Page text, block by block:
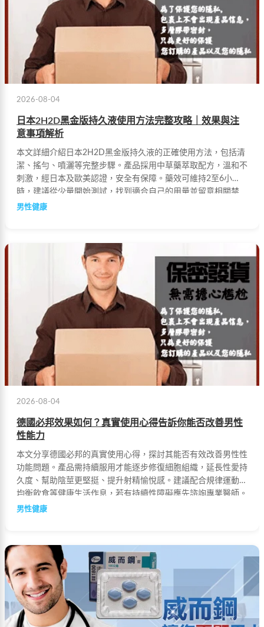
2026-08-04
日本2H2D黑金版持久液使用方法完整攻略｜效果與注
意事項解析
本文詳細介紹日本2H2D黑金版持久液的正確使用方法，包括清
潔、搖勻、噴灑等完整步驟。產品採用中草藥萃取配方，溫和不
刺激，經日本及歐美認證，安全有保障。藥效可維持2至6小
時，建議從少量開始測試，找到適合自己的用量並留意相關禁
忌。
男性健康
2026-08-04
德國必邦效果如何？真實使用心得告訴你能否改善男性
性能力
本文分享德國必邦的真實使用心得，探討其能否有效改善男性性
功能問題。產品需持續服用才能逐步修復細胞組織，延長性愛持
久度、幫助陰莖更堅挺、提升射精愉悅感。建議配合規律運動、
均衡飲食等健康生活作息，若有持續性障礙應先諮詢專業醫師。
男性健康